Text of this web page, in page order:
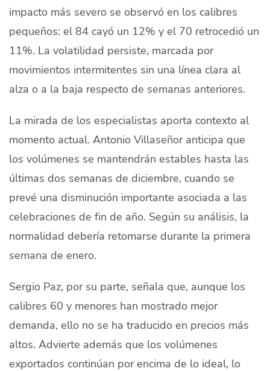
impacto más severo se observó en los calibres
pequeños: el 84 cayó un 12% y el 70 retrocedió un
11%. La volatilidad persiste, marcada por
movimientos intermitentes sin una línea clara al
alza o a la baja respecto de semanas anteriores.
La mirada de los especialistas aporta contexto al
momento actual. Antonio Villaseñor anticipa que
los volúmenes se mantendrán estables hasta las
últimas dos semanas de diciembre, cuando se
prevé una disminución importante asociada a las
celebraciones de fin de año. Según su análisis, la
normalidad debería retomarse durante la primera
semana de enero.
Sergio Paz, por su parte, señala que, aunque los
calibres 60 y menores han mostrado mejor
demanda, ello no se ha traducido en precios más
altos. Advierte además que los volúmenes
exportados continúan por encima de lo ideal, lo